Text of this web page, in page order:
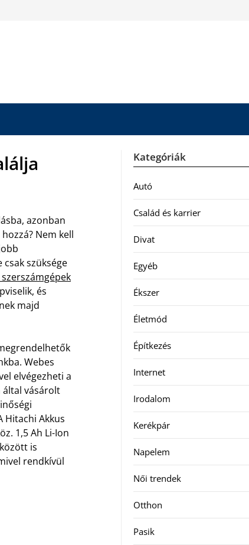
azonban
Nem kell
szüksége
és
majd
Webes
elvégezheti a
által vásárolt
Hitachi Akkus
1,5 Ah Li-Ion
is
rendkívül
Kategóriák
Autó
Család és karrier
Divat
Egyéb
Ékszer
Életmód
Építkezés
Internet
Irodalom
Kerékpár
Napelem
Női trendek
Otthon
Pasik